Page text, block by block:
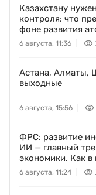
Казахстану
контроля: что
фоне развития
6 августа, 11:36
Астана, Алматы,
выходные
6 августа, 15:56
ФРС: развитие
ИИ — главный
экономики. Как в
Freedom Holding
6 августа, 11:24